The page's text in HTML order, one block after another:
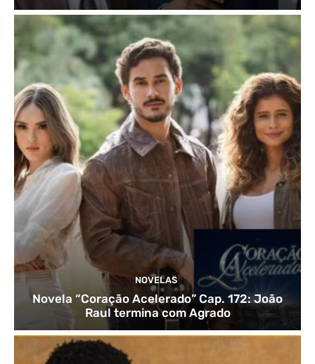
NOVELAS
Novela “Coração Acelerado” Cap. 172: João
Raul termina com Agrado